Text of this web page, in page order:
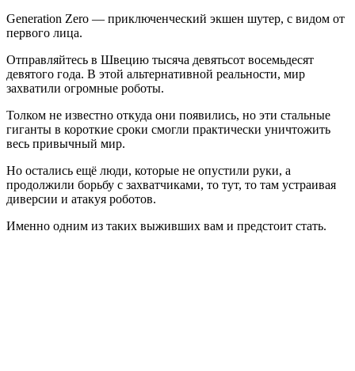
Generation Zero — приключенческий экшен шутер, с видом от
первого лица.
Отправляйтесь в Швецию тысяча девятьсот восемьдесят
девятого года. В этой альтернативной реальности, мир
захватили огромные роботы.
Толком не известно откуда они появились, но эти стальные
гиганты в короткие сроки смогли практически уничтожить
весь привычный мир.
Но остались ещё люди, которые не опустили руки, а
продолжили борьбу с захватчиками, то тут, то там устраивая
диверсии и атакуя роботов.
Именно одним из таких выживших вам и предстоит стать.